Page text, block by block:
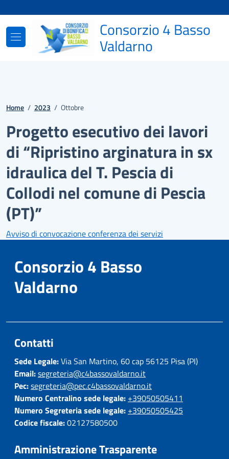
Consorzio 4 Basso
Valdarno
Home / 2023 / Ottobre
Progetto esecutivo dei lavori
di “Ripristino arginatura in sx
idraulica del T. Pescia di
Collodi nel comune di Pescia
(PT)”
Avviso di convocazione conferenza dei servizi
Consorzio 4 Basso
Valdarno
Contatti
Sede Legale:Via San Martino, 60 cap 56125 Pisa (PI)
Email:segreteria@c4bassovaldarno.it
Pec:segreteria@pec.c4bassovaldarno.it
Numero Centralino sede legale: +39050505411
Numero Segreteria sede legale: +39050505425
Codice fiscale:02127580500
Amministrazione Trasparente